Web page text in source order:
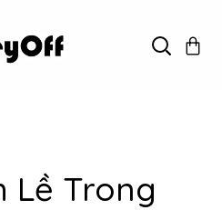
Lề Trong